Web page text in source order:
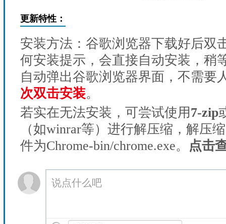
更新特性：
安装方法：谷歌浏览器下载好后双
何安装提示，会直接自动安装，稍
自动弹出谷歌浏览器界面，不需要
次双击安装。
若实在无法安装，可尝试使用7-zip
（如winrar等）进行解压缩，解压
件为Chrome-bin/chrome.exe。
点击
说点什么吧